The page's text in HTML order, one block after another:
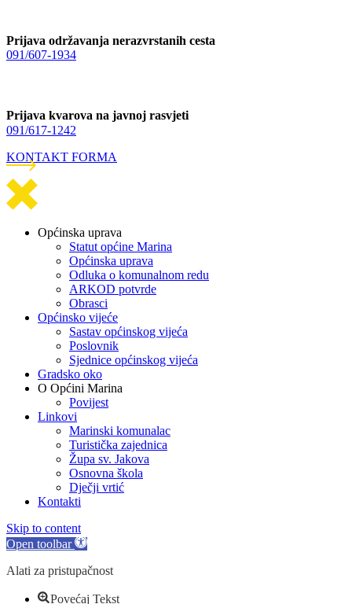
Prijava održavanja nerazvrstanih cesta
091/607-1934
Prijava kvarova na javnoj rasvjeti
091/617-1242
KONTAKT FORMA
Općinska uprava
Statut općine Marina
Općinska uprava
Odluka o komunalnom redu
ARKOD potvrde
Obrasci
Općinsko vijeće
Sastav općinskog vijeća
Poslovnik
Sjednice općinskog vijeća
Gradsko oko
O Općini Marina
Povijest
Linkovi
Marinski komunalac
Turistička zajednica
Župa sv. Jakova
Osnovna škola
Dječji vrtić
Kontakti
Skip to content
Open toolbar
Alati za pristupačnost
Povećaj Tekst